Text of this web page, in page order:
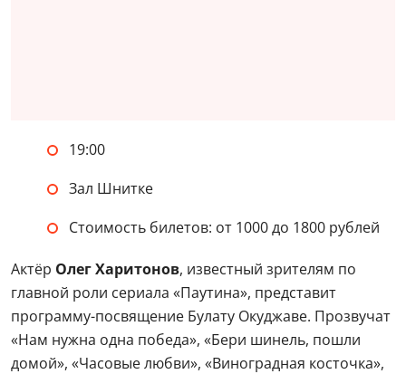
19:00
Зал Шнитке
Стоимость билетов: от 1000 до 1800 рублей
Актёр Олег Харитонов, известный зрителям по
главной роли сериала «Паутина», представит
программу-посвящение Булату Окуджаве. Прозвучат
«Нам нужна одна победа», «Бери шинель, пошли
домой», «Часовые любви», «Виноградная косточка»,